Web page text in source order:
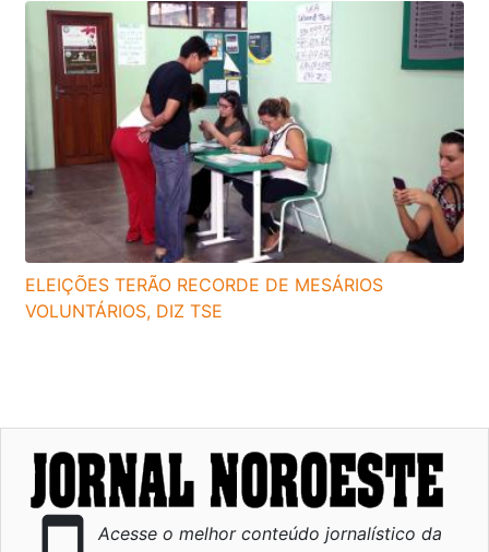
ELEIÇÕES TERÃO RECORDE DE MESÁRIOS
VOLUNTÁRIOS, DIZ TSE
Acesse o melhor conteúdo jornalístico da